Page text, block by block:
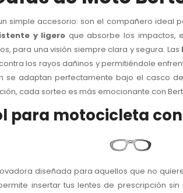
simple accesorio: son el compañero
y ligero que absorbe los impactos,
para una visión siempre clara y segura. Las
los rayos dañinos y permitiéndole
se adaptan perfectamente bajo el casco
cada sorteo es más emocionante con
para motocicleta
diseñada para aquellos que no
insertar tus lentes de prescripción